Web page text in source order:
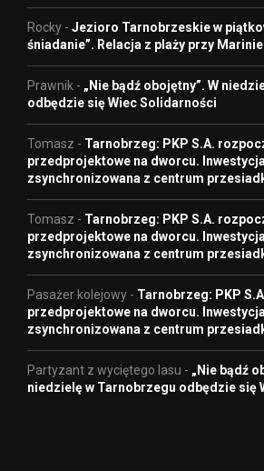
Rocky - Jezioro Tarnobrzeskie w
śniadanie”. Relacja z plaży przy Marinie
Prawnik - „Nie bądź obojętny”. W
odbędzie się Wiec Solidarności
Tomasz - Tarnobrzeg: PKP S.A.
przedprojektowe na dworcu.
zsynchronizowana z centrum
Tomasz - Tarnobrzeg: PKP S.A.
przedprojektowe na dworcu.
zsynchronizowana z centrum
Pasażer kolejowy - Tarnobrzeg: PKP
przedprojektowe na dworcu.
zsynchronizowana z centrum
Partyzant z wyciętego lasu - „Nie bądź
niedzielę w Tarnobrzegu odbędzie się